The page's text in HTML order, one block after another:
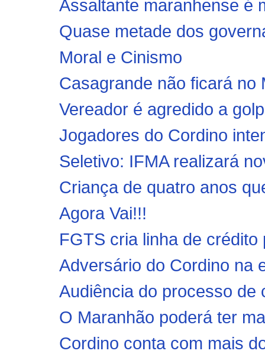
Assaltante maranhense é
Quase metade dos
Moral e Cinismo
Casagrande não ficará no
Vereador é agredido a
Jogadores do Cordino
Seletivo: IFMA realizará
Criança de quatro anos
Agora Vai!!!
FGTS cria linha de
Adversário do Cordino na
Audiência do processo de
O Maranhão poderá ter
Cordino conta com mais